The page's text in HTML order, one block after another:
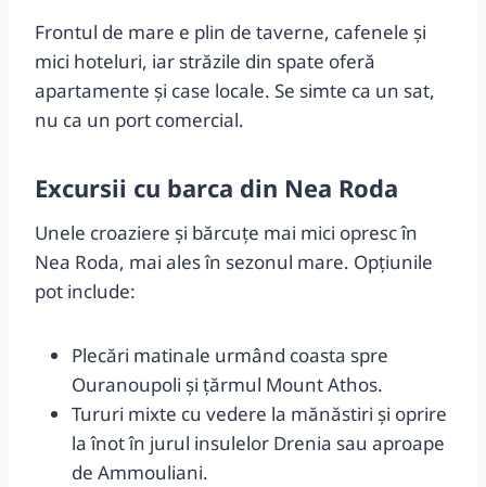
Frontul de mare e plin de taverne, cafenele și
mici hoteluri, iar străzile din spate oferă
apartamente și case locale. Se simte ca un sat,
nu ca un port comercial.
Excursii cu barca din Nea Roda
Unele croaziere și bărcuțe mai mici opresc în
Nea Roda, mai ales în sezonul mare. Opțiunile
pot include:
Plecări matinale urmând coasta spre
Ouranoupoli și țărmul Mount Athos.
Tururi mixte cu vedere la mănăstiri și oprire
la înot în jurul insulelor Drenia sau aproape
de Ammouliani.